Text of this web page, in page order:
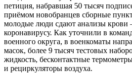
петиция, набравшая 50 тысяч
приёмом новобранцев сборные
молодые люди сдают анализы крови
коронавирусу. Как уточнили в
военного округа, в военкоматы
масок, более 9 тысяч тестовых
жидкость, бесконтактные
и рециркуляторы воздуха.